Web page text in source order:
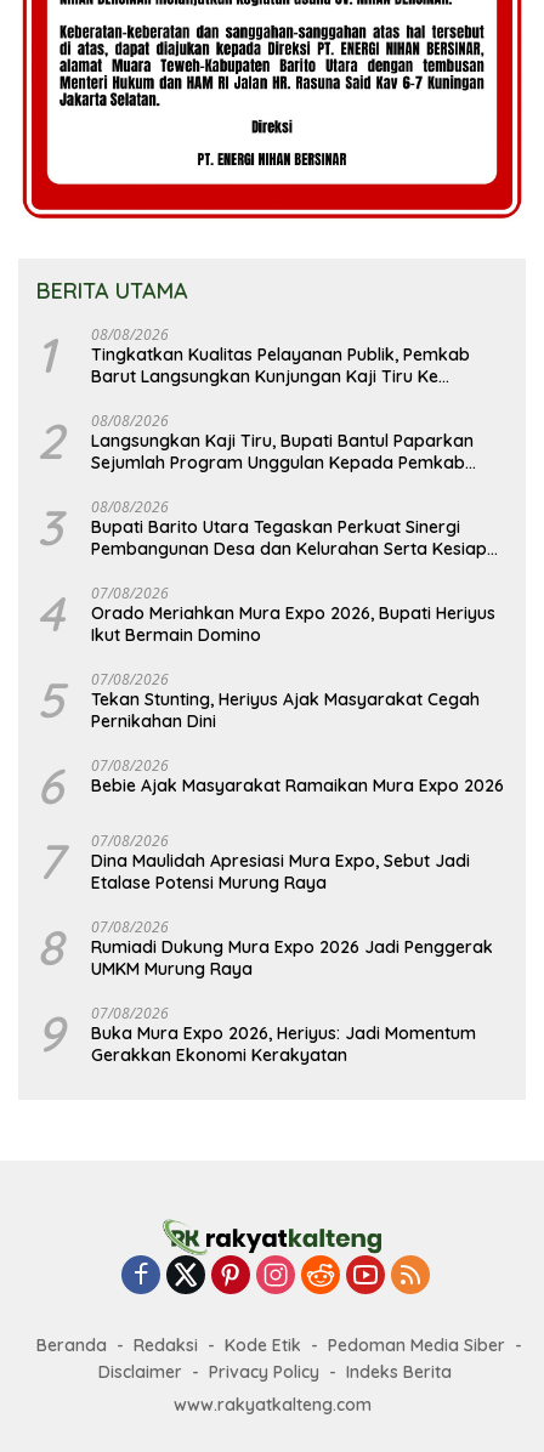
BERITA UTAMA
1 08/08/2026
Tingkatkan Kualitas Pelayanan Publik, Pemkab
Barut Langsungkan Kunjungan Kaji Tiru Ke
2 08/08/2026
Langsungkan Kaji Tiru, Bupati Bantul Paparkan
Sejumlah Program Unggulan Kepada Pemkab
3 08/08/2026
Bupati Barito Utara Tegaskan Perkuat Sinergi
Pembangunan Desa dan Kelurahan Serta Kesiapan
4 07/08/2026
Orado Meriahkan Mura Expo 2026, Bupati Heriyus
Ikut Bermain Domino
5 07/08/2026
Tekan Stunting, Heriyus Ajak Masyarakat Cegah
Pernikahan Dini
6 07/08/2026
Bebie Ajak Masyarakat Ramaikan Mura Expo 2026
7 07/08/2026
Dina Maulidah Apresiasi Mura Expo, Sebut Jadi
Etalase Potensi Murung Raya
8 07/08/2026
Rumiadi Dukung Mura Expo 2026 Jadi Penggerak
UMKM Murung Raya
9 07/08/2026
Buka Mura Expo 2026, Heriyus: Jadi Momentum
Gerakkan Ekonomi Kerakyatan
Beranda Redaksi Kode Etik
Pedoman Media Siber
Disclaimer
Privacy Policy
Indeks Berita
www.rakyatkalteng.com